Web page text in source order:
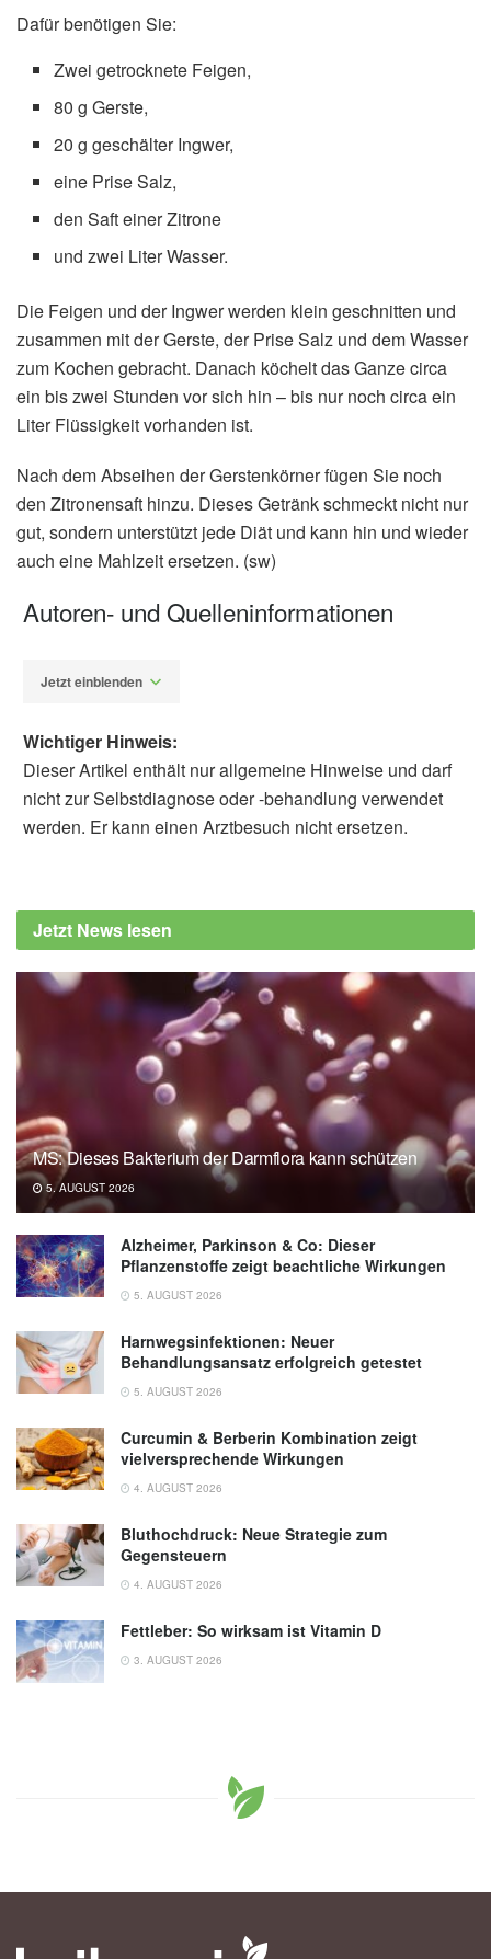
Dafür benötigen Sie:
Zwei getrocknete Feigen,
80 g Gerste,
20 g geschälter Ingwer,
eine Prise Salz,
den Saft einer Zitrone
und zwei Liter Wasser.
Die Feigen und der Ingwer werden klein geschnitten und
zusammen mit der Gerste, der Prise Salz und dem Wasser
zum Kochen gebracht. Danach köchelt das Ganze circa
ein bis zwei Stunden vor sich hin – bis nur noch circa ein
Liter Flüssigkeit vorhanden ist.
Nach dem Abseihen der Gerstenkörner fügen Sie noch
den Zitronensaft hinzu. Dieses Getränk schmeckt nicht nur
gut, sondern unterstützt jede Diät und kann hin und wieder
auch eine Mahlzeit ersetzen. (sw)
Autoren- und Quelleninformationen
Jetzt einblenden
Temelie, Barbara; Trebuth, Beatrice: Das
Fünf Elemente Kochbuch: Die praktische
Ernährungslehre für die westliche Küche,
2009
Wichtiger Hinweis:
Dieser Artikel enthält nur allgemeine Hinweise und darf
nicht zur Selbstdiagnose oder -behandlung verwendet
werden. Er kann einen Arztbesuch nicht ersetzen.
Jetzt News lesen
MS: Dieses Bakterium der Darmflora kann schützen
5. AUGUST 2026
Alzheimer, Parkinson & Co: Dieser
Pflanzenstoffe zeigt beachtliche Wirkungen
5. AUGUST 2026
Harnwegsinfektionen: Neuer
Behandlungsansatz erfolgreich getestet
5. AUGUST 2026
Curcumin & Berberin Kombination zeigt
vielversprechende Wirkungen
4. AUGUST 2026
Bluthochdruck: Neue Strategie zum
Gegensteuern
4. AUGUST 2026
Fettleber: So wirksam ist Vitamin D
3. AUGUST 2026